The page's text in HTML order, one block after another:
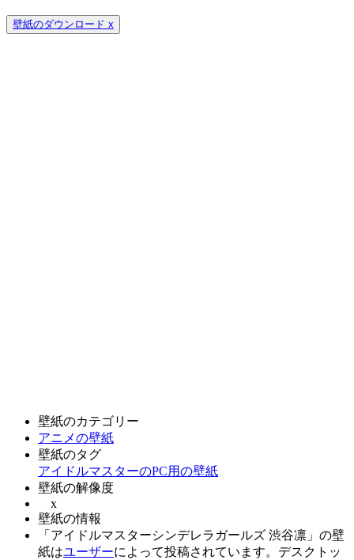
壁紙のダウンロード x
壁紙のカテゴリー
アニメの壁紙
壁紙のタグ
アイドルマスターのPC用の壁紙
壁紙の解像度
x
壁紙の情報
「アイドルマスターシンデレラガールズ 渋谷凛」の壁
紙はユーザーによって投稿されています。デスクトッ